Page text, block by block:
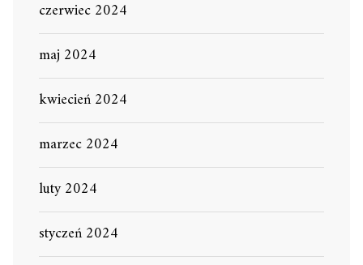
czerwiec 2024
maj 2024
kwiecień 2024
marzec 2024
luty 2024
styczeń 2024